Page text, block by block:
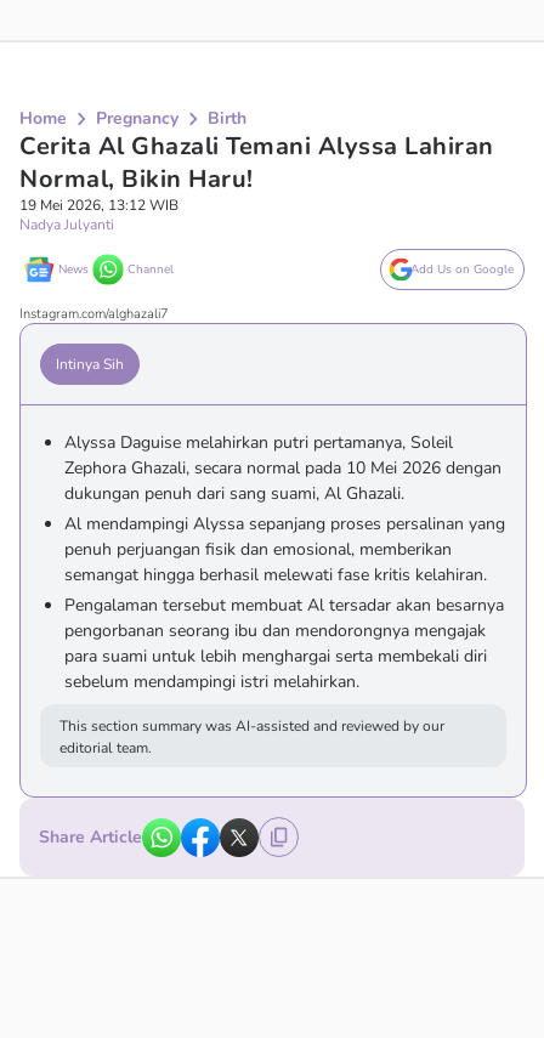
Home Pregnancy Birth
Cerita Al Ghazali Temani Alyssa Lahiran
Normal, Bikin Haru!
19 Mei 2026, 13:12 WIB
Nadya Julyanti
News Channel Add Us on Google
Instagram.com/alghazali7
Intinya Sih
Alyssa Daguise melahirkan putri pertamanya, Soleil
Zephora Ghazali, secara normal pada 10 Mei 2026 dengan
dukungan penuh dari sang suami, Al Ghazali.
Al mendampingi Alyssa sepanjang proses persalinan yang
penuh perjuangan fisik dan emosional, memberikan
semangat hingga berhasil melewati fase kritis kelahiran.
Pengalaman tersebut membuat Al tersadar akan besarnya
pengorbanan seorang ibu dan mendorongnya mengajak
para suami untuk lebih menghargai serta membekali diri
sebelum mendampingi istri melahirkan.
This section summary was AI-assisted and reviewed by our
editorial team.
Share Article